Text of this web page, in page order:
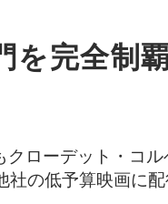
を完全制
ローデット・コ
の低予算映画に